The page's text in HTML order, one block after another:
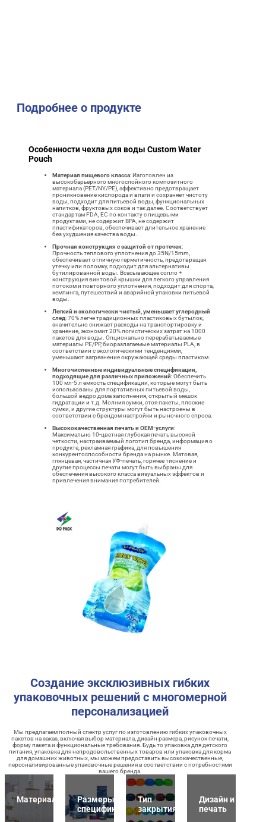
Подробнее о продукте
Особенности чехла для воды Custom Water
Pouch
Материал пищевого класса: Изготовлен из
высокобарьерного многослойного композитного
материала (PET/NY/PE), эффективно предотвращает
проникновение кислорода и влаги и сохраняет чистоту
воды, подходит для питьевой воды, функциональных
напитков, фруктовых соков и так далее. Соответствует
стандартам FDA, ЕС по контакту с пищевыми
продуктами, не содержит BPA, не содержит
пластификаторов, обеспечивает длительное хранение
без ухудшения качества воды.
Прочная конструкция с защитой от протечек:
Прочность теплового уплотнения до 35N/15mm,
обеспечивает отличную герметичность, предотвращая
утечку или поломку, подходит для альтернативы
бутилированной воды. Всасывающее сопло +
конструкция винтовой крышки для легкого управления
потоком и повторного уплотнения, подходит для спорта,
кемпинга, путешествий и аварийной упаковки питьевой
воды.
Легкий и экологически чистый, уменьшает углеродный
след: 70% легче традиционных пластиковых бутылок,
значительно снижает расходы на транспортировку и
хранение, экономит 20% логистических затрат на 1000
пакетов для воды. Опционально перерабатываемые
материалы PE/PP, биоразлагаемые материалы PLA, в
соответствии с экологическими тенденциями,
уменьшают загрязнение окружающей среды пластиком.
Многочисленные индивидуальные спецификации,
подходящие для различных приложений: Обеспечить
100 мл-5 л емкость спецификации, которые могут быть
использованы для портативных питьевой воды,
большой ведро дома заполнения, открытый мешок
гидратации и т.д. Молния сумки, стоя пакеты, плоские
сумки, и другие структуры могут быть настроены в
соответствии с брендом настройки и рыночного спроса.
Высококачественная печать и OEM-услуги:
Максимально 10-цветная глубокая печать высокой
четкости, настраиваемый логотип бренда, информация о
продукте, рекламная графика, для повышения
конкурентоспособности бренда на рынке. Матовая,
глянцевая, частичная УФ-печать, горячее тиснение и
другие процессы печати могут быть выбраны для
обеспечения высокого класса визуальных эффектов и
привлечения внимания потребителей.
Создание эксклюзивных гибких
упаковочных решений с многомерной
персонализацией
Мы предлагаем полный спектр услуг по изготовлению гибких упаковочных
пакетов на заказ, включая выбор материала, дизайн размера, рисунок печати,
форму пакета и функциональные требования. Будь то упаковка для детского
питания, упаковка для непродовольственных товаров или упаковка для корма
для домашних животных, мы можем предоставить высококачественные,
персонализированные упаковочные решения в соответствии с потребностями
вашего бренда.
Материалы
Размеры и
спецификация
Тип
закрытия
Дизайн и
печать